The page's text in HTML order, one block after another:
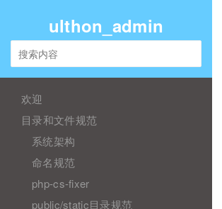
ulthon_admin
欢迎
目录和文件规范
系统架构
命名规范
php-cs-fixer
public/static目录规范